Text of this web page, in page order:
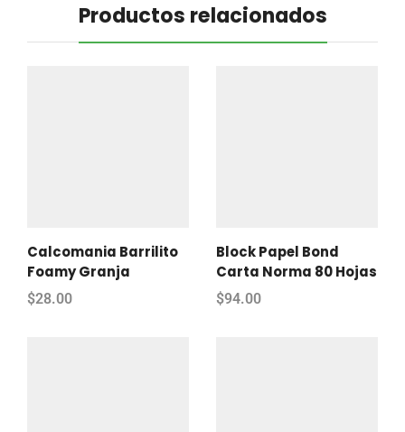
Productos relacionados
Calcomania Barrilito
Foamy Granja
$28.00
Block Papel Bond
Carta Norma 80 Hojas
$94.00